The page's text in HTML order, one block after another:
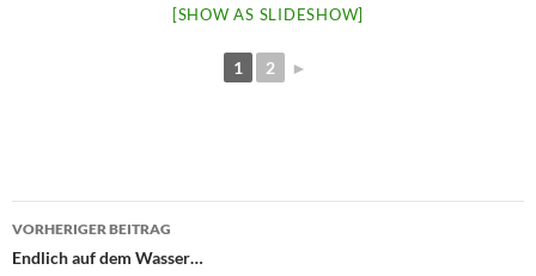
[SHOW AS SLIDESHOW]
1 2 ►
Beitragsnavigation
VORHERIGER BEITRAG
Endlich auf dem Wasser…